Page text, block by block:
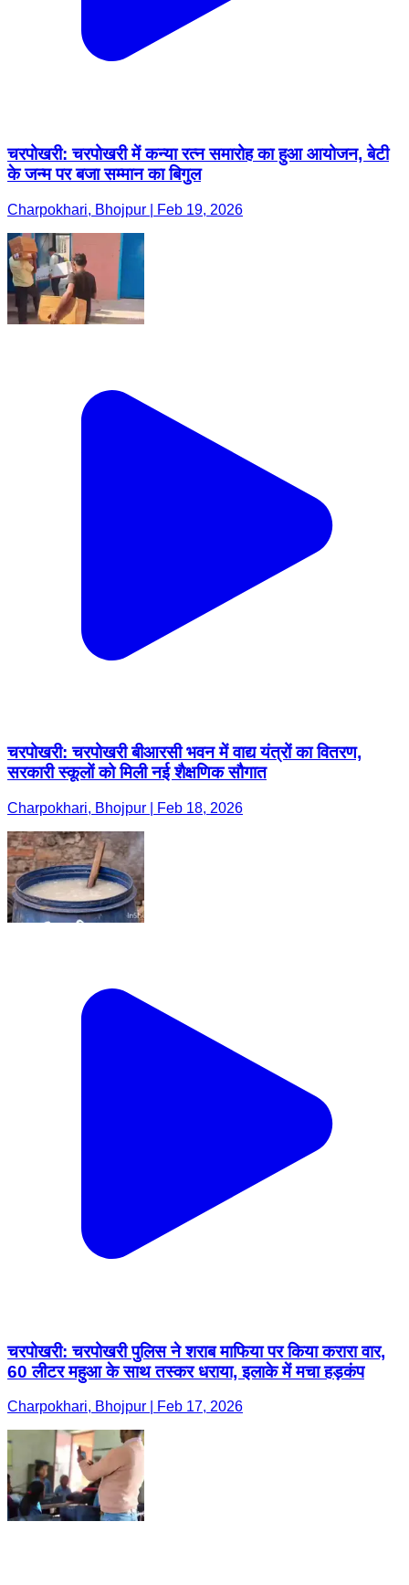
चरपोखरी: चरपोखरी में कन्या रत्न समारोह का हुआ आयोजन, बेटी
के जन्म पर बजा सम्मान का बिगुल
Charpokhari, Bhojpur | Feb 19, 2026
चरपोखरी: चरपोखरी बीआरसी भवन में वाद्य यंत्रों का वितरण,
सरकारी स्कूलों को मिली नई शैक्षणिक सौगात
Charpokhari, Bhojpur | Feb 18, 2026
चरपोखरी: चरपोखरी पुलिस ने शराब माफिया पर किया करारा वार,
60 लीटर महुआ के साथ तस्कर धराया, इलाके में मचा हड़कंप
Charpokhari, Bhojpur | Feb 17, 2026